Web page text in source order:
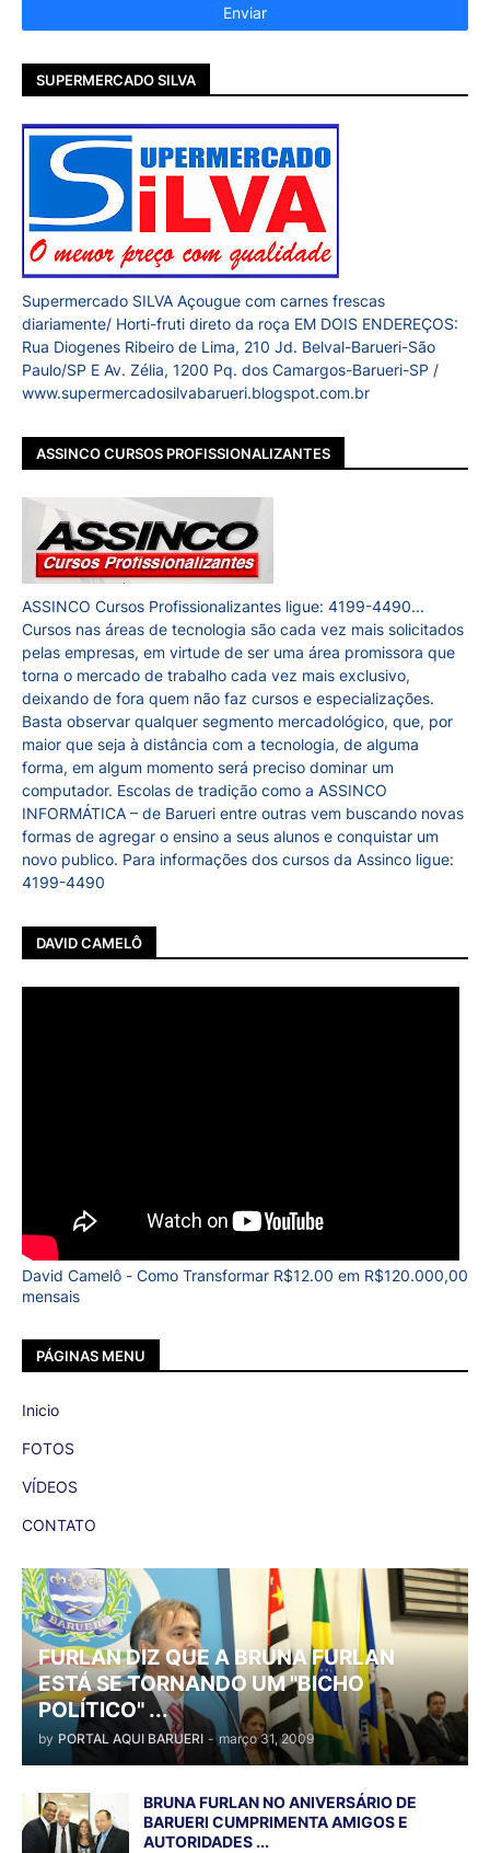
SUPERMERCADO SILVA
Supermercado SILVA Açougue com carnes frescas
diariamente/ Horti-fruti direto da roça EM DOIS ENDEREÇOS:
Rua Diogenes Ribeiro de Lima, 210 Jd. Belval-Barueri-São
Paulo/SP E Av. Zélia, 1200 Pq. dos Camargos-Barueri-SP /
www.supermercadosilvabarueri.blogspot.com.br
ASSINCO CURSOS PROFISSIONALIZANTES
ASSINCO Cursos Profissionalizantes ligue: 4199-4490...
Cursos nas áreas de tecnologia são cada vez mais solicitados
pelas empresas, em virtude de ser uma área promissora que
torna o mercado de trabalho cada vez mais exclusivo,
deixando de fora quem não faz cursos e especializações.
Basta observar qualquer segmento mercadológico, que, por
maior que seja à distância com a tecnologia, de alguma
forma, em algum momento será preciso dominar um
computador. Escolas de tradição como a ASSINCO
INFORMÁTICA – de Barueri entre outras vem buscando novas
formas de agregar o ensino a seus alunos e conquistar um
novo publico. Para informações dos cursos da Assinco ligue:
4199-4490
DAVID CAMELÔ
David Camelô - Como Transformar R$12.00 em R$120.000,00
mensais
PÁGINAS MENU
Inicio
FOTOS
VÍDEOS
CONTATO
FURLAN DIZ QUE A BRUNA FURLAN
ESTÁ SE TORNANDO UM "BICHO
POLÍTICO" ...
by PORTAL AQUI BARUERI - março 31, 2009
BRUNA FURLAN NO ANIVERSÁRIO DE
BARUERI CUMPRIMENTA AMIGOS E
AUTORIDADES ...